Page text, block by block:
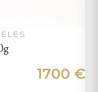
1700 €